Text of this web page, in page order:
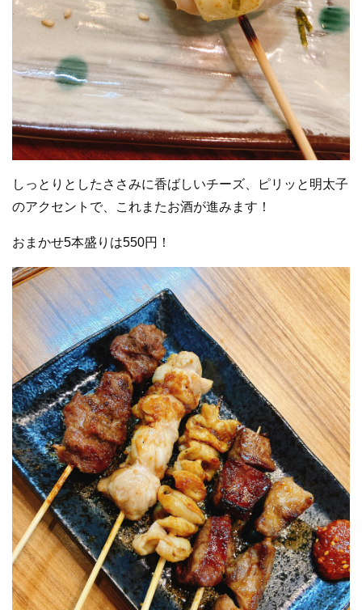
しっとりとしたささみに香ばしいチーズ、ピリッと明太子
のアクセントで、これまたお酒が進みます！
おまかせ5本盛りは550円！